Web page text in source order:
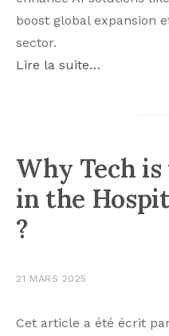
boost global expansion
sector.
Lire la suite…
Why Tech
in the
?
21 MARS 2025
Cet article a été écrit